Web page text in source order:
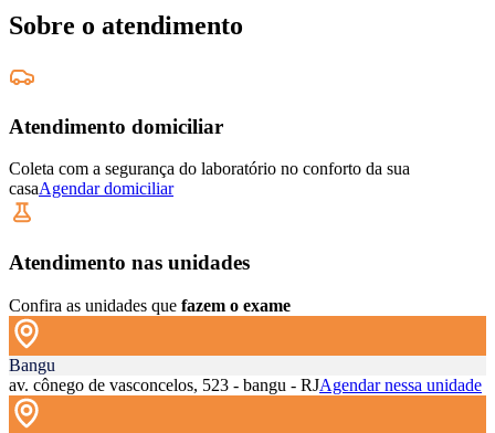
Sobre o atendimento
Atendimento domiciliar
Coleta com a segurança do laboratório no conforto da sua
casaAgendar domiciliar
Atendimento nas unidades
Confira as unidades que fazem o exame
Bangu
av. cônego de vasconcelos, 523 - bangu - RJAgendar nessa unidade